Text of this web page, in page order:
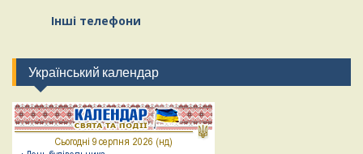
Інші телефони
Український календар